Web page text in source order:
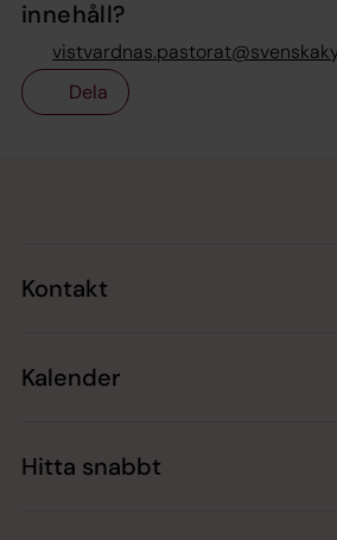
innehåll?
Dela
Kontakt
Kalender
Hitta snabbt